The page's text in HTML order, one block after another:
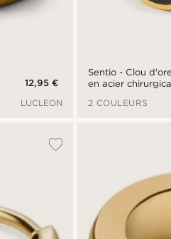
12,95 €
LUCLEON
Sentio - Clou
en acier
2 COULEURS